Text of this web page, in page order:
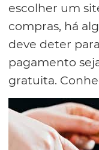
escolher um
compras, há
deve deter
pagamento
gratuita.